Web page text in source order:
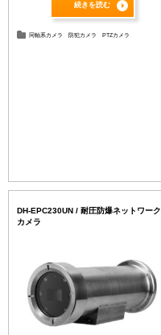
続きを読む
同軸系カメラ 防犯カメラ PTZカメラ
DH-EPC230UN / 耐圧防爆ネットワーク
カメラ